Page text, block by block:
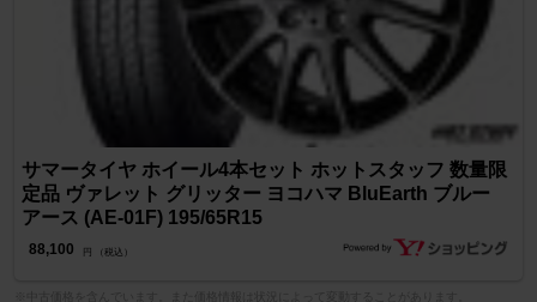
サマータイヤ ホイール4本セット ホットスタッフ 数量限
定品 ヴァレット グリッター ヨコハマ BluEarth ブルー
アース (AE-01F) 195/65R15
88,100 円 （税込）